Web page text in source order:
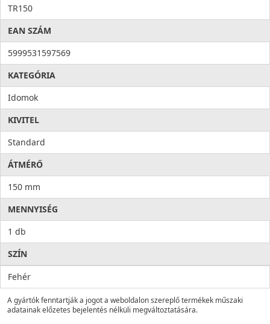
TR150
EAN SZÁM
5999531597569
KATEGÓRIA
Idomok
KIVITEL
Standard
ÁTMÉRŐ
150 mm
MENNYISÉG
1 db
SZÍN
Fehér
A gyártók fenntartják a jogot a weboldalon szereplő termékek műszaki
adatainak előzetes bejelentés nélküli megváltoztatására.